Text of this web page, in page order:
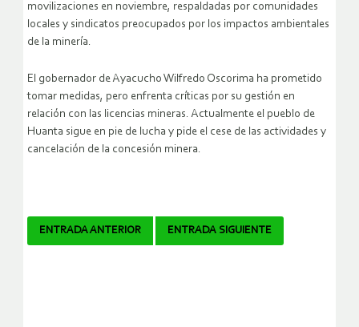
movilizaciones en noviembre, respaldadas por comunidades
locales y sindicatos preocupados por los impactos ambientales
de la minería.
El gobernador de Ayacucho Wilfredo Oscorima ha prometido
tomar medidas, pero enfrenta críticas por su gestión en
relación con las licencias mineras. Actualmente el pueblo de
Huanta sigue en pie de lucha y pide el cese de las actividades y
cancelación de la concesión minera.
Navegador
ENTRADA ANTERIOR ENTRADA SIGUIENTE